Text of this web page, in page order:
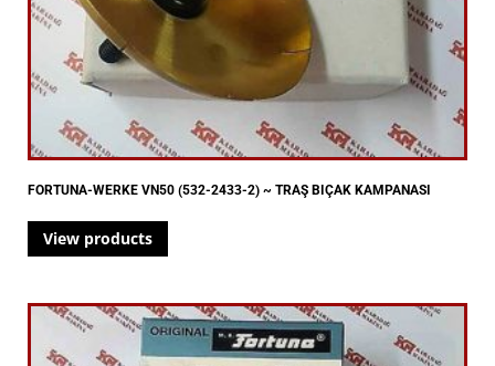
FORTUNA-WERKE VN50 (532-2433-2) ~ TRAŞ BIÇAK KAMPANASI
View products